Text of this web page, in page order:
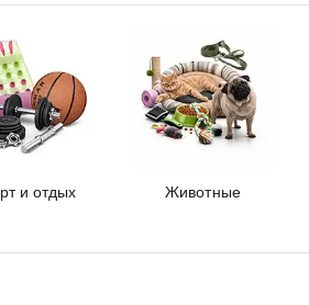
и отдых Животные